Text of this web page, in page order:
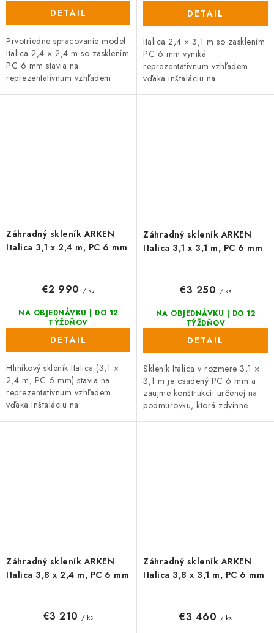
DETAIL
Prvotriedne spracovanie model
Italica 2,4 × 2,4 m so zasklením
PC 6 mm stavia na
reprezentatívnum vzhľadem
DETAIL
Italica 2,4 × 3,1 m so zasklením
PC 6 mm vyniká
reprezentatívnum vzhľadem
vďaka inštaláciu na
Záhradný skleník ARKEN
Italica 3,1 x 2,4 m, PC 6 mm
NA OBJEDNÁVKU | DO 12
TÝŽDŇOV
€2 990 / ks
DETAIL
Hliníkový skleník Italica (3,1 ×
2,4 m, PC 6 mm) stavia na
reprezentatívnum vzhľadem
vďaka inštaláciu na
Záhradný skleník ARKEN
Italica 3,1 x 3,1 m, PC 6 mm
NA OBJEDNÁVKU | DO 12
TÝŽDŇOV
€3 250 / ks
DETAIL
Skleník Italica v rozmere 3,1 ×
3,1 m je osadený PC 6 mm a
zaujme konštrukcii určenej na
podmurovku, ktorá zdvihne
Záhradný skleník ARKEN
Italica 3,8 x 2,4 m, PC 6 mm
€3 210 / ks
Záhradný skleník ARKEN
Italica 3,8 x 3,1 m, PC 6 mm
€3 460 / ks